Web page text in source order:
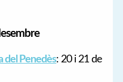
del Penedès: 20 i 21 de